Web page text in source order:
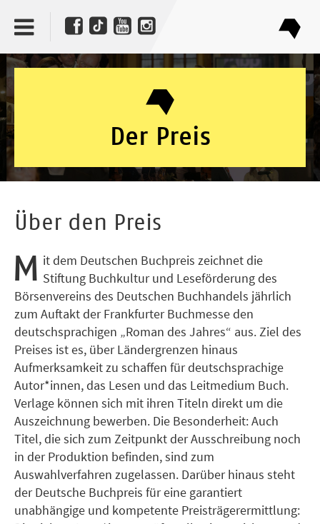
Der Preis
Über den Preis
M it dem Deutschen Buchpreis zeichnet die
Stiftung Buchkultur und Leseförderung des
Börsenvereins des Deutschen Buchhandels jährlich
zum Auftakt der Frankfurter Buchmesse den
deutschsprachigen „Roman des Jahres“ aus. Ziel des
Preises ist es, über Ländergrenzen hinaus
Aufmerksamkeit zu schaffen für deutschsprachige
Autor*innen, das Lesen und das Leitmedium Buch.
Verlage können sich mit ihren Titeln direkt um die
Auszeichnung bewerben. Die Besonderheit: Auch
Titel, die sich zum Zeitpunkt der Ausschreibung noch
in der Produktion befinden, sind zum
Auswahlverfahren zugelassen. Darüber hinaus steht
der Deutsche Buchpreis für eine garantiert
unabhängige und kompetente Preisträgerermittlung: